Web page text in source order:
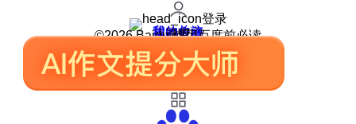
登录
我的关注
我的收藏
皮肤中心
用户反馈
设置
©2026 Baidu 使用百度前必读